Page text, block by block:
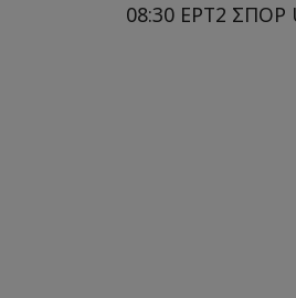
08:30 ΕΡΤ2 ΣΠΟΡ